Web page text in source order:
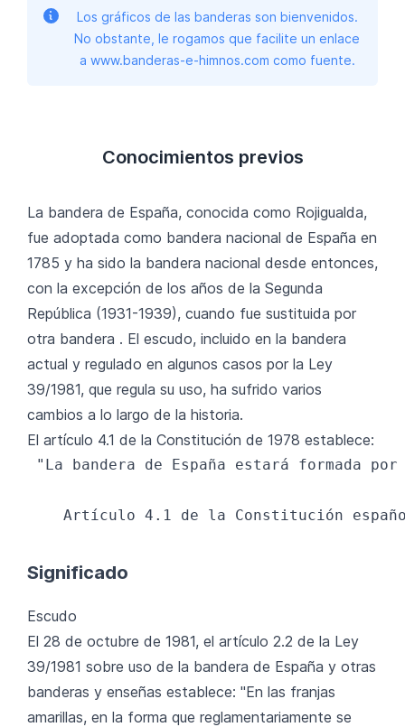
Los gráficos de las banderas son bienvenidos.
No obstante, le rogamos que facilite un enlace
a www.banderas-e-himnos.com como fuente.
Conocimientos previos
La bandera de España, conocida como Rojigualda,
fue adoptada como bandera nacional de España en
1785 y ha sido la bandera nacional desde entonces,
con la excepción de los años de la Segunda
República (1931-1939), cuando fue sustituida por
otra bandera . El escudo, incluido en la bandera
actual y regulado en algunos casos por la Ley
39/1981, que regula su uso, ha sufrido varios
cambios a lo largo de la historia.
El artículo 4.1 de la Constitución de 1978 establece:
"La bandera de España estará
Significado
Escudo
El 28 de octubre de 1981, el artículo 2.2 de la Ley
39/1981 sobre uso de la bandera de España y otras
banderas y enseñas establece: "En las franjas
amarillas, en la forma que reglamentariamente se